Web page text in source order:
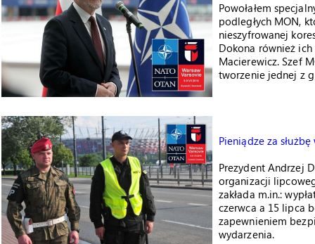
Powołałem
podległych MON,
nieszyfrowanej
Dokona również
Macierewicz. Szef
tworzenie jednej z
Pieniądze za
Prezydent Andrzej
organizacji
zakłada m.in.:
czerwca a 15 lipca
zapewnieniem
wydarzenia.